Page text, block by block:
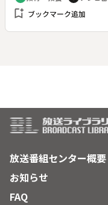
る。ポスターを見てこ
と呼ぶ置屋のおかみに
bookmark_add ブックマーク追加
放送番組センター概要
お知らせ
FAQ